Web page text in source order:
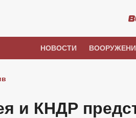
НОВОСТИ
и КНДР